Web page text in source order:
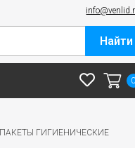
Найти
ПАКЕТЫ ГИГИЕНИЧЕСКИЕ